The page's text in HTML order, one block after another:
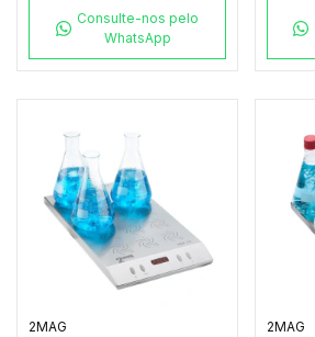
Consulte-nos pelo
WhatsApp
2MAG 2MAG